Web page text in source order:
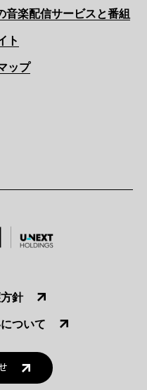
音楽配信サービスと番組
ト
ップ
針
ついて